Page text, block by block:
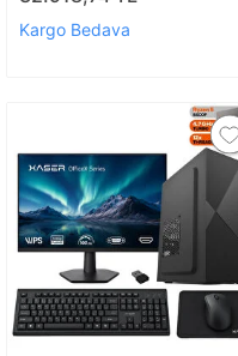
Kartı 23,8" Monitör Ofis
Bilgisayarı
Kargo Bedava